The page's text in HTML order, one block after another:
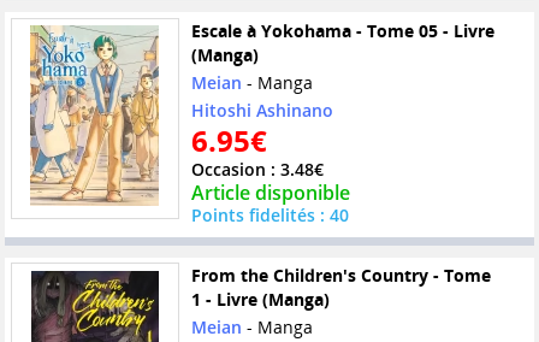
Escale à Yokohama - Tome 05 - Livre
(Manga)
Meian - Manga
Hitoshi Ashinano
6.95€
Occasion : 3.48€
Article disponible
Points fidelités : 40
From the Children's Country - Tome
1 - Livre (Manga)
Meian - Manga